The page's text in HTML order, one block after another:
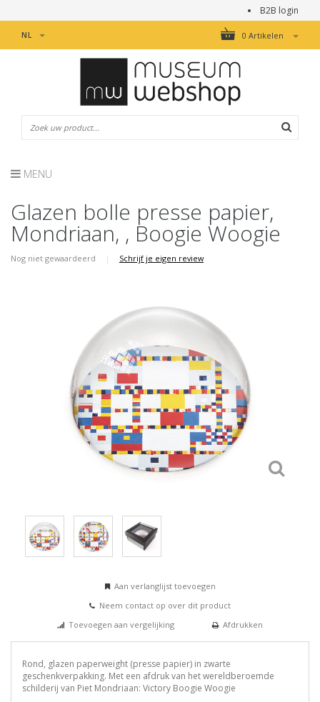
B2B login
0 Artikelen
NL
MENU
Glazen bolle presse papier,
Mondriaan, , Boogie Woogie
Nog niet gewaardeerd | Schrijf je eigen review
Aan verlanglijst toevoegen
Neem contact op over dit product
Toevoegen aan vergelijking
Afdrukken
Rond, glazen paperweight (presse papier) in zwarte
geschenkverpakking. Met een afdruk van het wereldberoemde
schilderij van Piet Mondriaan: Victory Boogie Woogie